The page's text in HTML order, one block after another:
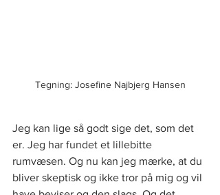
Tegning: Josefine Najbjerg Hansen
Jeg kan lige så godt sige det, som det
er. Jeg har fundet et lillebitte
rumvæsen. Og nu kan jeg mærke, at du
bliver skeptisk og ikke tror på mig og vil